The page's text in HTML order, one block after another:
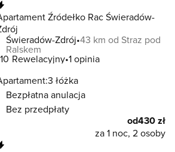
Źródełko Rac Świeradów-
Świeradów-Zdrój 43 km od Straz pod
Ralskem
10 Rewelacyjny 1 opinia
3 łóżka
Bezpłatna anulacja
Bez przedpłaty
od430 zł
za 1 noc, 2 osoby